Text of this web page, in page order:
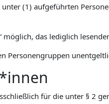
(1) aufgeführten
möglich, das lediglich
Personengruppen
für die unter § 2